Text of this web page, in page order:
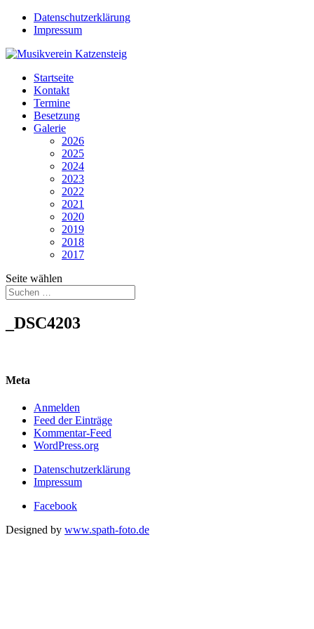
Datenschutzerklärung
Impressum
Startseite
Kontakt
Termine
Besetzung
Galerie
2026
2025
2024
2023
2022
2021
2020
2019
2018
2017
Seite wählen
_DSC4203
Meta
Anmelden
Feed der Einträge
Kommentar-Feed
WordPress.org
Datenschutzerklärung
Impressum
Facebook
Designed by www.spath-foto.de